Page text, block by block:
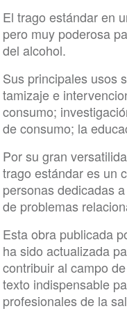
El trago estándar en
pero muy poderosa
del alcohol.
Sus principales usos
tamizaje e
consumo;
de consumo; la
Por su gran
trago estándar es un
personas dedicadas
de problemas
Esta obra publicada
ha sido actualizada
contribuir al campo
texto indispensable
profesionales de la